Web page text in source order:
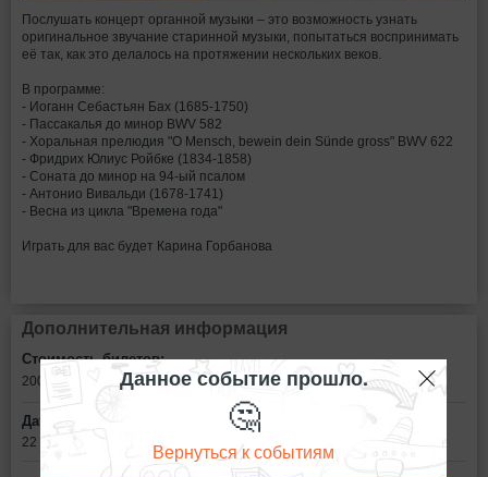
Послушать концерт органной музыки – это возможность узнать
оригинальное звучание старинной музыки, попытаться воспринимать
её так, как это делалось на протяжении нескольких веков.
В программе:
- Иоганн Себастьян Бах (1685-1750)
- Пассакалья до минор BWV 582
- Хоральная прелюдия "O Mensch, bewein dein Sünde gross" BWV 622
- Фридрих Юлиус Ройбке (1834-1858)
- Соната до минор на 94-ый псалом
- Антонио Вивальди (1678-1741)
- Весна из цикла "Времена года"
Играть для вас будет Карина Горбанова
Дополнительная информация
Стоимость билетов:
200 рублей
Дата:
22 апреля в 17:00
Данное событие прошло.
🤔
Вернуться к событиям